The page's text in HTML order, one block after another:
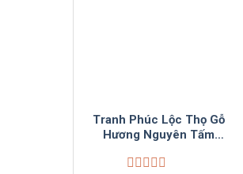
Tranh Phúc Lộc Thọ Gỗ
Hương Nguyên Tấm